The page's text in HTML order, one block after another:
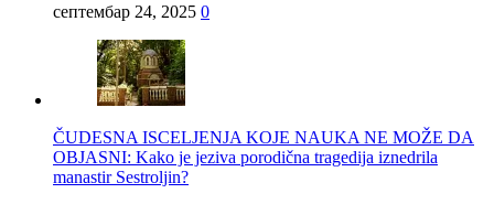
септембар 24, 2025 0
ČUDESNA ISCELJENJA KOJE NAUKA NE MOŽE DA
OBJASNI: Kako je jeziva porodična tragedija iznedrila
manastir Sestroljin?